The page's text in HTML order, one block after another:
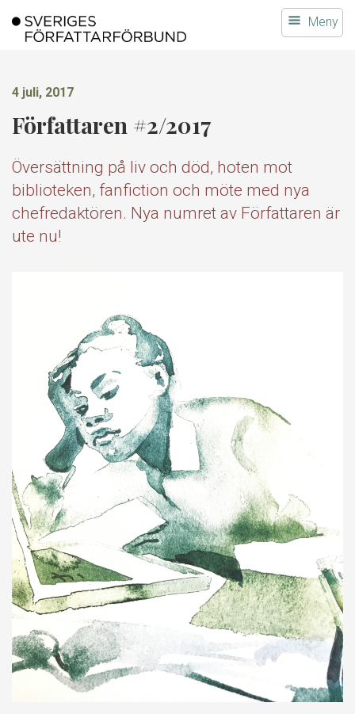
till
Meny
4 juli, 2017
Författaren #2/2017
Översättning på liv och död, hoten mot
biblioteken, fanfiction och möte med nya
chefredaktören. Nya numret av Författaren är
ute nu!